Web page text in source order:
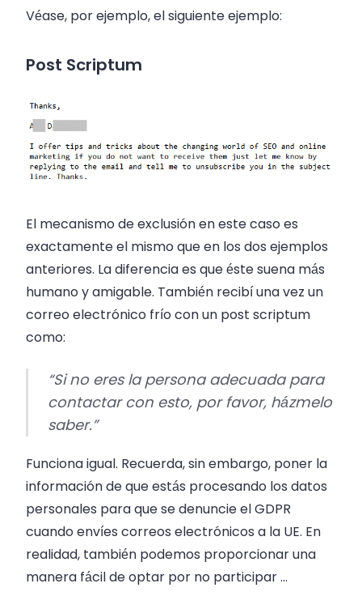
Véase, por ejemplo, el siguiente ejemplo:
Post Scriptum
El mecanismo de exclusión en este caso es
exactamente el mismo que en los dos ejemplos
anteriores. La diferencia es que éste suena más
humano y amigable. También recibí una vez un
correo electrónico frío con un post scriptum
como:
“Si no eres la persona adecuada para
contactar con esto, por favor, házmelo
saber.”
Funciona igual. Recuerda, sin embargo, poner la
información de que estás procesando los datos
personales para que se denuncie el GDPR
cuando envíes correos electrónicos a la UE. En
realidad, también podemos proporcionar una
manera fácil de optar por no participar …